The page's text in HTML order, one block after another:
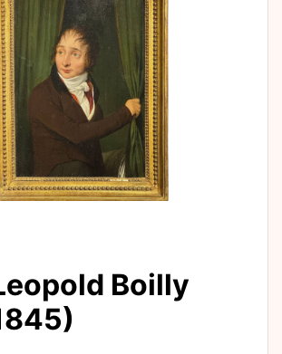
Boilly